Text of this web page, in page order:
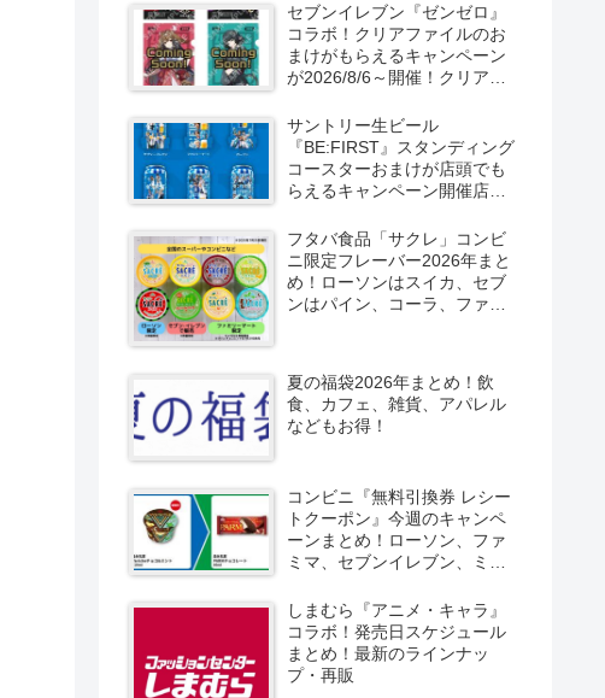
セブンイレブン『ゼンゼロ』
コラボ！クリアファイルのお
まけがもらえるキャンペーン
が2026/8/6～開催！クリアカ
売！
サントリー生ビール
『BE:FIRST』スタンディング
コースターおまけが店頭でも
らえるキャンペーン開催店は
定で6種類！見分け方！セブ
ン、ファミマ、ローソン、デ
イリーヤマザキ、ミニストッ
プなどで！クーラーバッグ
フタバ食品「サクレ」コンビ
ニ限定フレーバー2026年まと
め！ローソンはスイカ、セブ
ンはパイン、コーラ、ファミ
夏の福袋2026年まとめ！飲
食、カフェ、雑貨、アパレル
などもお得！
コンビニ『無料引換券 レシー
トクーポン』今週のキャンペ
ーンまとめ！ローソン、ファ
ミマ、セブンイレブン、ミニ
しまむら『アニメ・キャラ』
コラボ！発売日スケジュール
まとめ！最新のラインナッ
プ・再販